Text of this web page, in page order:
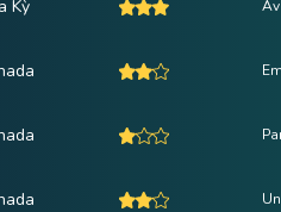
Kỳ